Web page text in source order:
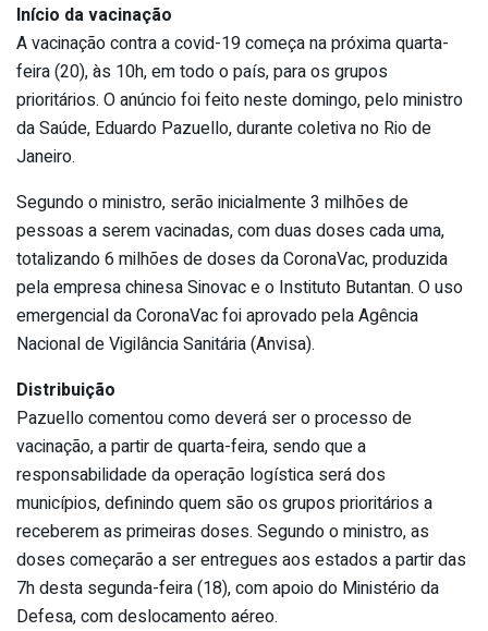
Início da vacinação
A vacinação contra a covid-19 começa na próxima quarta-
feira (20), às 10h, em todo o país, para os grupos
prioritários. O anúncio foi feito neste domingo, pelo ministro
da Saúde, Eduardo Pazuello, durante coletiva no Rio de
Janeiro.
Segundo o ministro, serão inicialmente 3 milhões de
pessoas a serem vacinadas, com duas doses cada uma,
totalizando 6 milhões de doses da CoronaVac, produzida
pela empresa chinesa Sinovac e o Instituto Butantan. O uso
emergencial da CoronaVac foi aprovado pela Agência
Nacional de Vigilância Sanitária (Anvisa).
Distribuição
Pazuello comentou como deverá ser o processo de
vacinação, a partir de quarta-feira, sendo que a
responsabilidade da operação logística será dos
municípios, definindo quem são os grupos prioritários a
receberem as primeiras doses. Segundo o ministro, as
doses começarão a ser entregues aos estados a partir das
7h desta segunda-feira (18), com apoio do Ministério da
Defesa, com deslocamento aéreo.